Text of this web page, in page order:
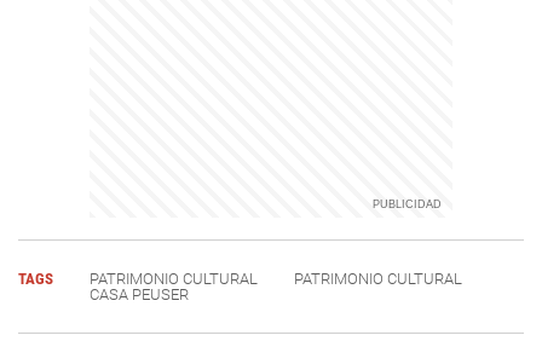
TAGS PATRIMONIO CULTURAL
PATRIMONIO CULTURAL
CASA PEUSER